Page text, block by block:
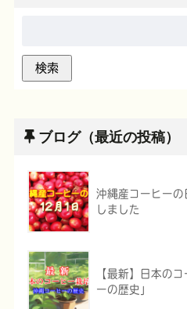
ブログ（最近の投稿）
沖縄産コーヒー
しました
【最新】日本の
ーの歴史」